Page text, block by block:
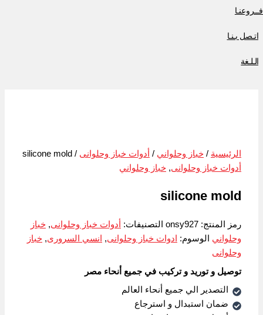
فــروعنـا
اتـصل بـنـا
الـلـغة
الرئيسية /خباز وحلواني / أدوات خباز وحلوانى / silicone mold
أدوات خباز وحلوانى,خباز وحلواني
silicone mold
رمز المنتج:onsy927 التصنيفات: أدوات خباز وحلوانى,خباز
وحلواني
الوسوم: ادوات خباز وحلوانى, انسي السرورى,خباز
وحلوانى
توصيل و توريد و تركيب في جميع أنحاء مصر
التصدير الي جميع أنحاء العالم
ضمان استبدال و استرجاع